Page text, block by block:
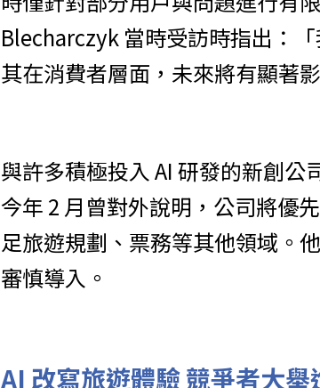
Blecharczyk 當時受訪時指出：
其在消費者層面，未來將有顯著影
與許多積極投入 AI 研發的新創
今年 2 月曾對外說明，公司將優
足旅遊規劃、票務等其他領域。
審慎導入。
AI 改寫旅遊體驗 競爭者大舉